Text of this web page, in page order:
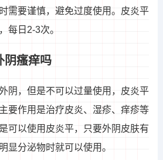
需要谨慎，避免过度使用。皮炎平
每日2-3次。
阴瘙痒吗
阴，但是不可以过量使用，皮炎平
要作用是治疗皮炎、湿疹、痒疹等
可以使用皮炎平，只要外阴皮肤有
显分泌物时就可以使用。